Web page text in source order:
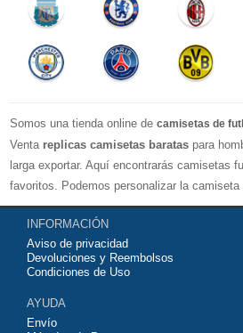
Somos una tienda online de camisetas de
Venta replicas camisetas baratas para
larga exportar. Aquí encontrarás camisetas
favoritos. Podemos personalizar la
quieras. Nuestrascamisetas de futbol
tailandesa por lo que estamos convencidos
con ella. Estas camisetas tienen un tejido
servirán para jugar al fútbol o simplemente
contáctanos y haremos lo posible para
posible.
INFORMACIÓN
Aviso de privacidad
Devoluciones y Reembolsos
Condiciones de Uso
AYUDA
Envío